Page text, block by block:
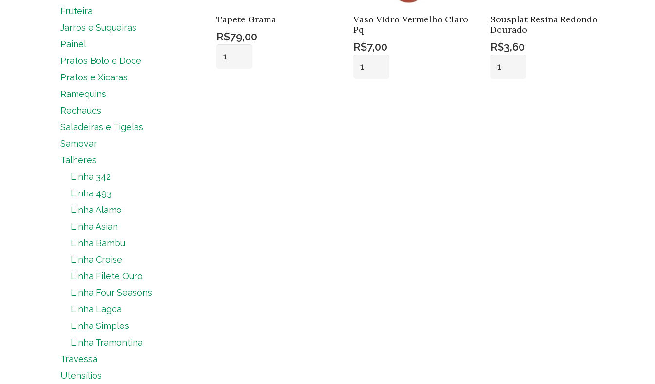
Tapete Grama
R$79,00
Vaso Vidro Vermelho Claro
Pq
R$7,00
Sousplat Resina Redondo
Dourado
R$3,60
Fruteira
Jarros e Suqueiras
Painel
Pratos Bolo e Doce
Pratos e Xícaras
Ramequins
Rechauds
Saladeiras e Tigelas
Samovar
Talheres
Linha 342
Linha 493
Linha Alamo
Linha Asian
Linha Bambu
Linha Croise
Linha Filete Ouro
Linha Four Seasons
Linha Lagoa
Linha Simples
Linha Tramontina
Travessa
Utensílios